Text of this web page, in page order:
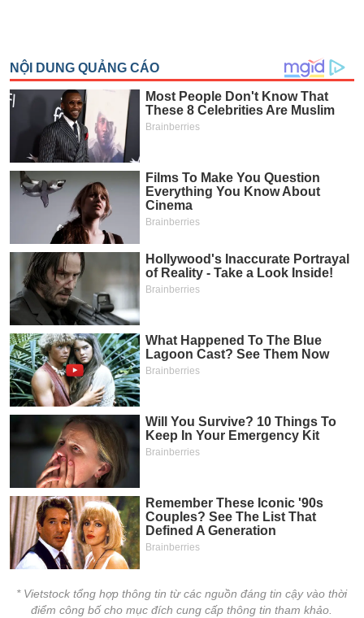
* Vietstock tổng hợp thông tin từ các nguồn đáng tin cậy vào thời
điểm công bố cho mục đích cung cấp thông tin tham khảo.